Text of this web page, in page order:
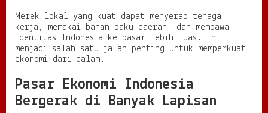
Merek lokal yang kuat dapat menyerap tenaga
kerja, memakai bahan baku daerah, dan membawa
identitas Indonesia ke pasar lebih luas. Ini
menjadi salah satu jalan penting untuk memperkuat
ekonomi dari dalam.
Pasar Ekonomi Indonesia
Bergerak di Banyak Lapisan